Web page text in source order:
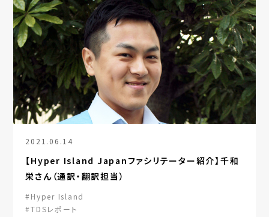
2021.06.14
【Hyper Island Japanファシリテーター紹介】千和
栄さん（通訳・翻訳担当）
#Hyper Island
#TDSレポート